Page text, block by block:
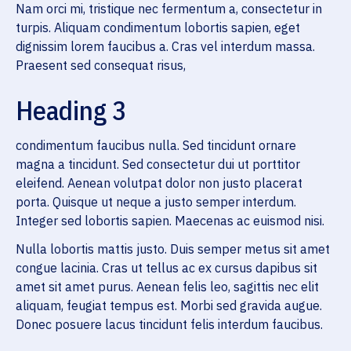
Nam orci mi, tristique nec fermentum a, consectetur in
turpis. Aliquam condimentum lobortis sapien, eget
dignissim lorem faucibus a. Cras vel interdum massa.
Praesent sed consequat risus,
Heading 3
condimentum faucibus nulla. Sed tincidunt ornare
magna a tincidunt. Sed consectetur dui ut porttitor
eleifend. Aenean volutpat dolor non justo placerat
porta. Quisque ut neque a justo semper interdum.
Integer sed lobortis sapien. Maecenas ac euismod nisi.
Nulla lobortis mattis justo. Duis semper metus sit amet
congue lacinia. Cras ut tellus ac ex cursus dapibus sit
amet sit amet purus. Aenean felis leo, sagittis nec elit
aliquam, feugiat tempus est. Morbi sed gravida augue.
Donec posuere lacus tincidunt felis interdum faucibus.